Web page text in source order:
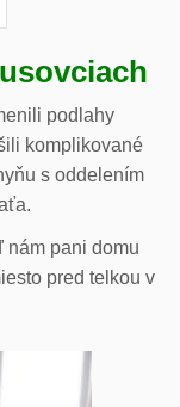
podlahy
komplikované
s oddelením
nám pani domu
pred telkou v